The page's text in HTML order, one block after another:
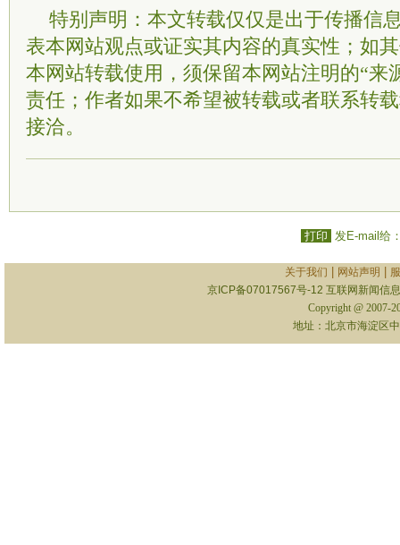
特别声明：本文转载仅仅是出于传播信
表本网站观点或证实其内容的真实性；如
本网站转载使用，须保留本网站注明的“来
责任；作者如果不希望被转载或者联系转
接洽。
打印 发E-mail给
关于我们 网站声明
京ICP备07017567号-12 互联网新闻信
Copyright @ 2007-
地址：北京市海淀区